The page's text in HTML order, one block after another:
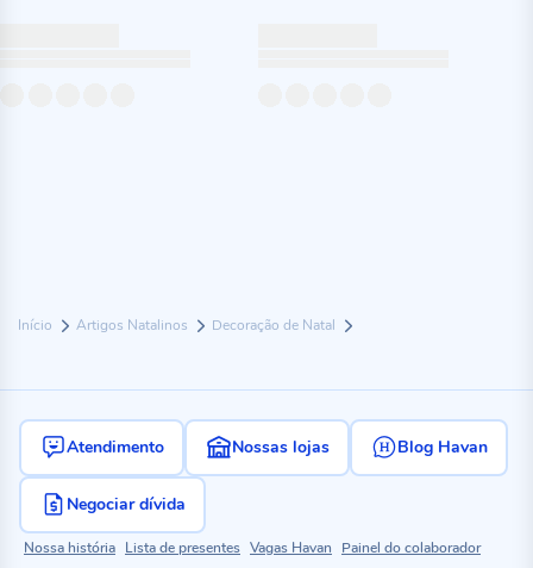
Início Artigos Natalinos Decoração de Natal
Atendimento Nossas lojas Blog Havan
Negociar dívida
Nossa história Lista de presentes Vagas Havan
Painel do colaborador